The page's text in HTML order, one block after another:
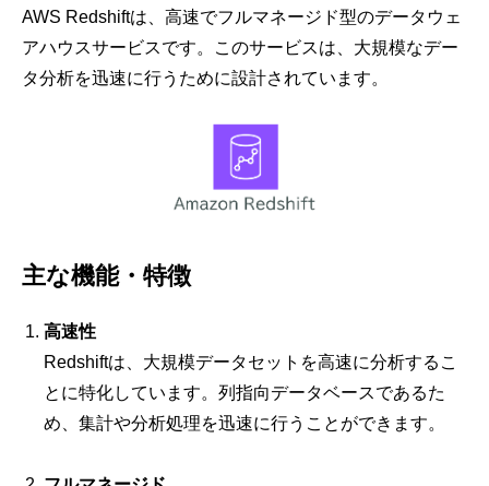
WS Glueをどのように活用できるか
のイメージを掴んでいただければと
思います。AWS Data Engineer Asso
ciate (DEA)資格の勉強にも活用いた
AWS Redshiftは、高速でフルマネージド型のデータウェ
アハウスサービスです。このサービスは、大規模なデー
タ分析を迅速に行うために設計されています。
主な機能・特徴
高速性
Redshiftは、大規模データセットを高速に分析するこ
とに特化しています。列指向データベースであるた
め、集計や分析処理を迅速に行うことができます。